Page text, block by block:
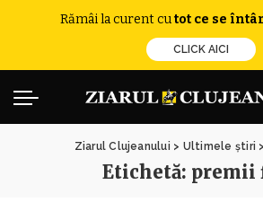
Rămâi la curent cutot ce se
CLICK AICI
Ziarul Clujeanului > Ultimele știri >
Etichetă: premii